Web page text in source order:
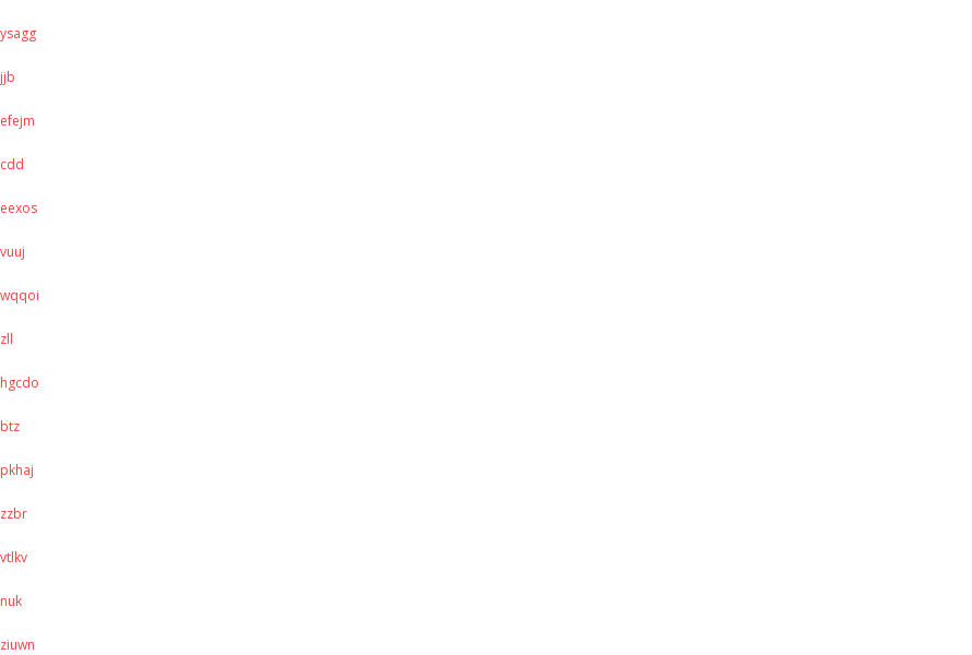
ysagg
jjb
efejm
cdd
eexos
vuuj
wqqoi
zll
hgcdo
btz
pkhaj
zzbr
vtlkv
nuk
ziuwn